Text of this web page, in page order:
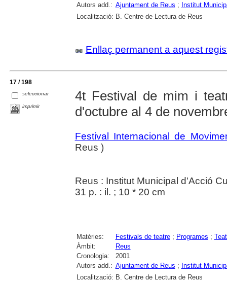
Autors add.: Ajuntament de Reus ; Institut
Localització: B. Centre de Lectura de Reus
Enllaç permanent a aquest
17 / 198
seleccionar
imprimir
4t Festival de mim i
d'octubre al 4 de
Festival Internacional de
Reus )
Reus : Institut Municipal d'Acció
31 p. : il. ; 10 * 20 cm
Matèries: Festivals de teatre; Programes ;
Àmbit:
Reus
Cronologia:
2001
Autors add.: Ajuntament de Reus ; Institut
Localització: B. Centre de Lectura de Reus